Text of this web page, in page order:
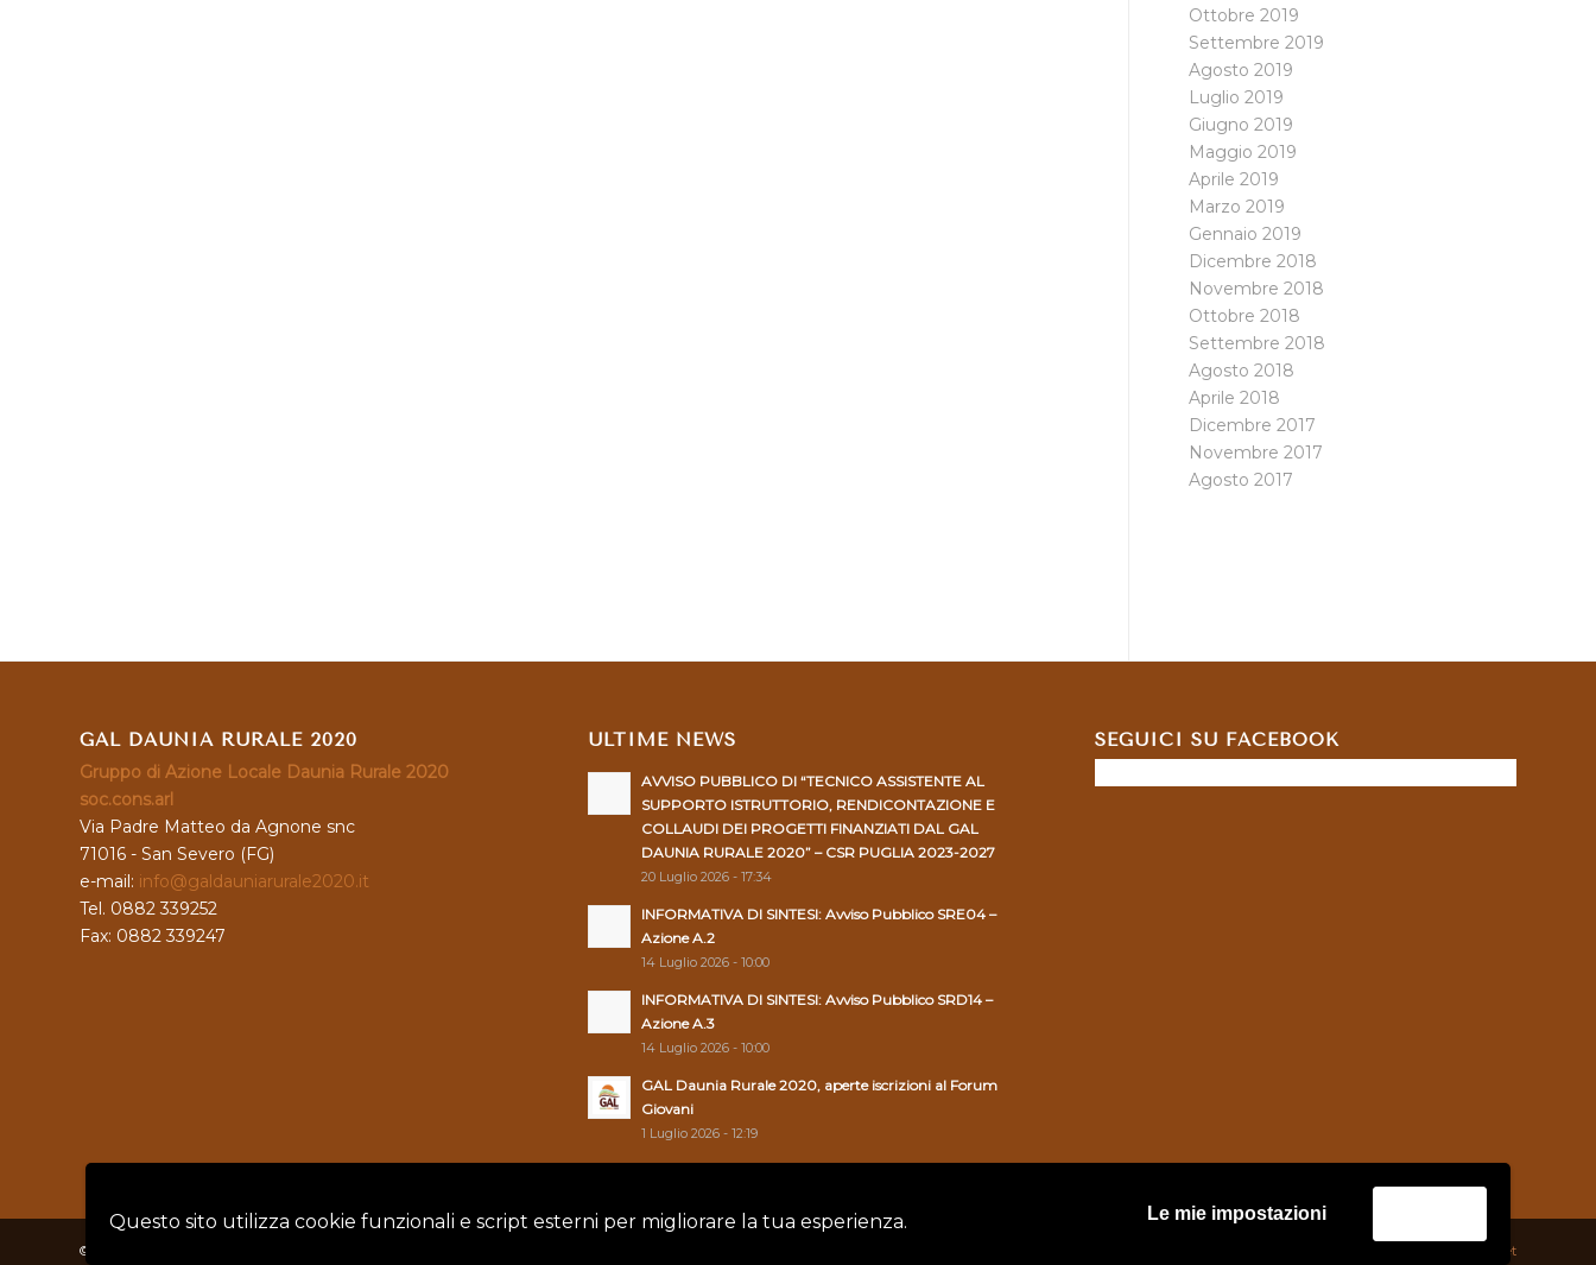
Questo sito utilizza cookie funzionali e script esterni per migliorare la tua esperienza. Le mie impostazioni
Ottobre 2019
Settembre 2019
Agosto 2019
Luglio 2019
Giugno 2019
Maggio 2019
Aprile 2019
Marzo 2019
Gennaio 2019
Dicembre 2018
Novembre 2018
Ottobre 2018
Settembre 2018
Agosto 2018
Aprile 2018
Dicembre 2017
Novembre 2017
Agosto 2017
GAL DAUNIA RURALE 2020
Gruppo di Azione Locale Daunia Rurale 2020
soc.cons.arl
Via Padre Matteo da Agnone snc
71016 - San Severo (FG)
e-mail: info@galdauniarurale2020.it
Tel. 0882 339252
Fax: 0882 339247
ULTIME NEWS
AVVISO PUBBLICO DI “TECNICO ASSISTENTE AL
SUPPORTO ISTRUTTORIO, RENDICONTAZIONE E
COLLAUDI DEI PROGETTI FINANZIATI DAL GAL
DAUNIA RURALE 2020” – CSR PUGLIA 2023-2027
20 Luglio 2026 - 17:34
INFORMATIVA DI SINTESI: Avviso Pubblico SRE04 –
Azione A.2
14 Luglio 2026 - 10:00
INFORMATIVA DI SINTESI: Avviso Pubblico SRD14 –
Azione A.3
14 Luglio 2026 - 10:00
GAL Daunia Rurale 2020, aperte iscrizioni al Forum
Giovani
1 Luglio 2026 - 12:19
SEGUICI SU FACEBOOK
© Copyright - GAL DAUNIA RURALE 2020 - P.IVA: 04128760719 | Asernet